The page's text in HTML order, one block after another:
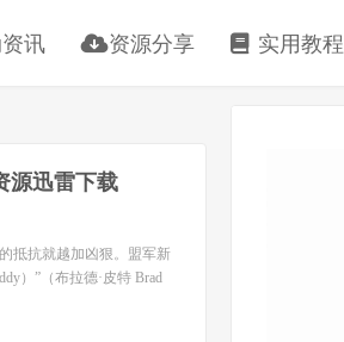
讯 资源分享 实用教程
源迅雷下载
抵抗就越加凶狠。盟军新
）”（布拉德·皮特 Brad